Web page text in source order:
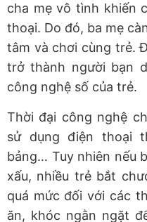
cha mẹ vô tình khiến
thoại. Do đó, ba mẹ
tâm và chơi cùng trẻ.
trở thành người bạn
công nghệ số của trẻ.
Thời đại công nghệ
sử dụng điện thoại
bảng… Tuy nhiên nếu
xấu, nhiều trẻ bắt
quá mức đối với các
ăn, khóc ngằn ngặt